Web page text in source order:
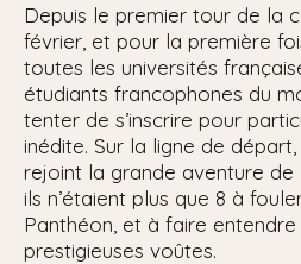
Depuis le premier tour de la
février, et pour la première
toutes les universités
étudiants francophones du
tenter de s’inscrire pour
inédite. Sur la ligne de
rejoint la grande aventure de
ils n’étaient plus que 8 à
Panthéon, et à faire
prestigieuses voûtes.